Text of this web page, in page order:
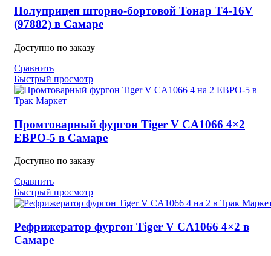
Полуприцеп шторно-бортовой Тонар T4-16V
(97882) в Самаре
Доступно по заказу
Сравнить
Быстрый просмотр
Промтоварный фургон Tiger V CA1066 4×2
ЕВРО-5 в Самаре
Доступно по заказу
Сравнить
Быстрый просмотр
Рефрижератор фургон Tiger V CA1066 4×2 в
Самаре